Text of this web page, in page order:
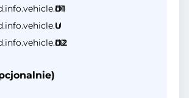
D1
U
D2